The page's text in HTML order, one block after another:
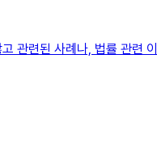
관련된 사례나, 법률 관련